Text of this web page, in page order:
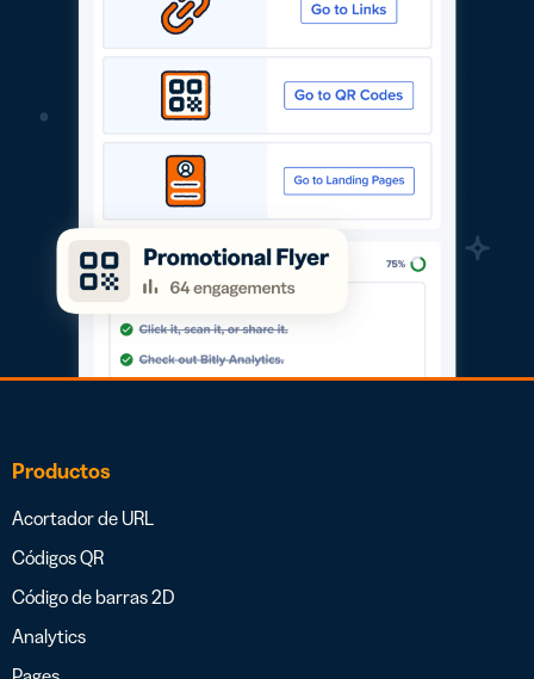
Productos
Acortador de URL
Códigos QR
Código de barras 2D
Analytics